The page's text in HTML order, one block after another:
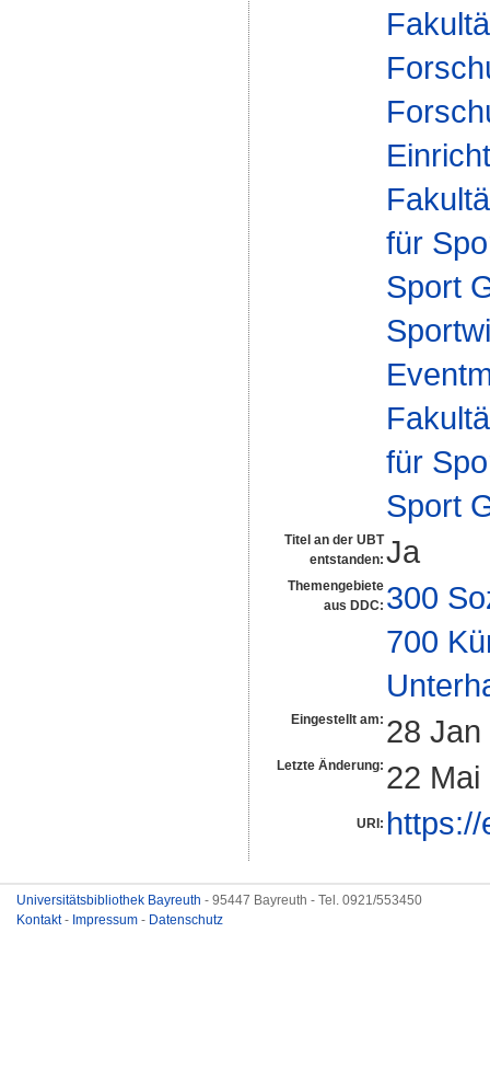
für
Sport
für
Sport
Titel an der UBT
entstanden: Ja
Themengebiete
aus DDC: 300
700
Eingestellt am: 28
Letzte Änderung: 22 Mai
URI:
Universitätsbibliothek Bayreuth - 95447 Bayreuth - Tel. 0921/553450
Kontakt- Impressum - Datenschutz